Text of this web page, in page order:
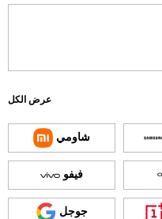
عرض الكل
شاومي
فيفو
جوجل